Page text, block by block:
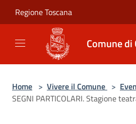
Regione Toscana
Comune di
Home > Vivere il Comune >
SEGNI PARTICOLARI. Stagione